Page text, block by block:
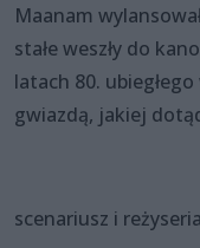
Maanam
stałe weszły do
latach 80.
gwiazdą, jakiej
scenariusz i